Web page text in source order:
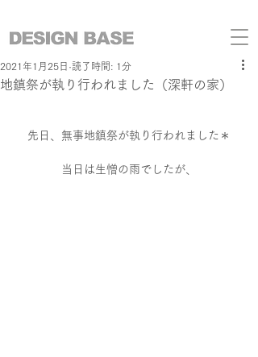
地鎮祭が執り行われました（深軒の家）
2021年1月25日 読了時間: 1分
先日、無事地鎮祭が執り行われました＊
当日は生憎の雨でしたが、